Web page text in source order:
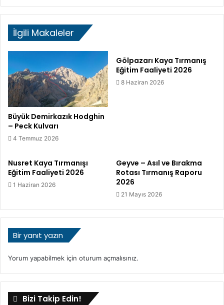
a
n
ı
ş
ı
u
z
e
y
D
u
v
a
r
ı
r
m
a
ı
ş
ı
İlgili Makaleler
Büyük Demirkazık Hodghin
– Peck Kulvarı
4 Temmuz 2026
Gölpazarı Kaya Tırmanış
Eğitim Faaliyeti 2026
8 Haziran 2026
Nusret Kaya Tırmanışı
Eğitim Faaliyeti 2026
1 Haziran 2026
Geyve – Asıl ve Bırakma
Rotası Tırmanış Raporu
2026
21 Mayıs 2026
Bir yanıt yazın
Yorum yapabilmek için oturum açmalısınız.
Bizi Takip Edin!